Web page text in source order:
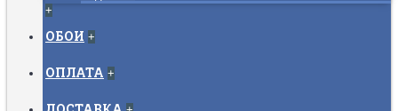
+
ОБОИ +
ОПЛАТА +